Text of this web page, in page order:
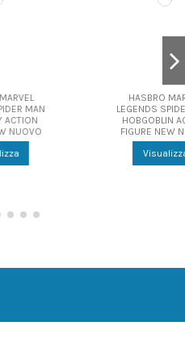
LEGENDS SPIDER MAN
HOBGOBLIN ACTION
FIGURE NEW NUOVO